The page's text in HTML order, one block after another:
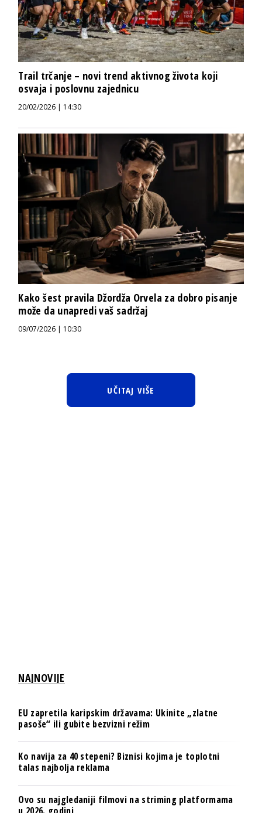
Trail trčanje – novi trend aktivnog života koji
osvaja i poslovnu zajednicu
20/02/2026 | 14:30
Kako šest pravila Džordža Orvela za dobro pisanje
može da unapredi vaš sadržaj
09/07/2026 | 10:30
UČITAJ VIŠE
NAJNOVIJE
EU zapretila karipskim državama: Ukinite „zlatne
pasoše“ ili gubite bezvizni režim
Ko navija za 40 stepeni? Biznisi kojima je toplotni
talas najbolja reklama
Ovo su najgledaniji filmovi na striming platformama